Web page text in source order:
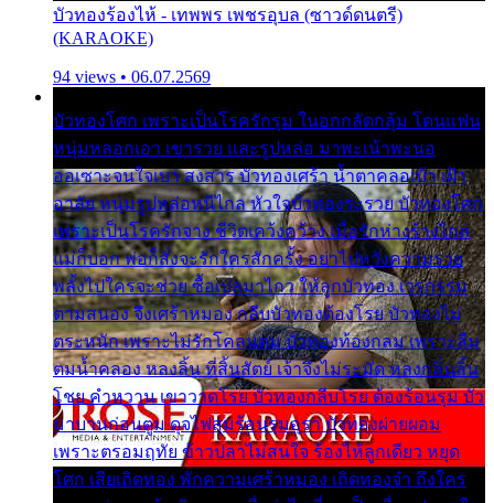
บัวทองร้องไห้ - เทพพร เพชรอุบล (ซาวด์ดนตรี)
(KARAOKE)
94 views • 06.07.2569
บัวทองโศก เพราะเป็นโรครักรุม ในอกกลัดกลุ้ม โดนแฟน
หนุ่มหลอกเอา เขารวย และรูปหล่อ มาพะเน้าพะนอ
ออเซาะจนใจเบา สงสาร บัวทองเศร้า น้ำตาคลอเบ้า เฝ้า
อาลัย หนุ่มรูปหล่อหนีไกล หัวใจบัวทองระรวย บัวทองโศก
เพราะเป็นโรครักจาง ชีวิตเคว้งคว้าง เมื่อรักห่างร้างไกล
แม่ก็บอก พ่อก็สั่งจะรักใครสักครั้ง อย่าไปหวังความรวย
พลั้งไปใครจะช่วย ซื้อเปลมาไกว ให้ลูกบัวทอง เวรกรรม
ตามสนอง จึงเศร้าหมอง กลีบบัวทองต้องโรย บัวทองไม่
ตระหนัก เพราะไม่รักโคลนตม บัวทองท้องกลม เพราะลืม
ตมน้ำคลอง หลงลิ้น ที่สิ้นสัตย์ เจ้าจึงไม่ระมัด หลงกลิ่นลิ้น
โชย คำหวาน เขาวาดโรย บัวทองกลีบโรย ต้องร้อนรุม บัว
มาบานก่อนตูม ดุจไฟสุมร้อนรุมอุรา บัวทองผ่ายผอม
เพราะตรอมฤทัย ข้าวปลาไม่สนใจ ร้องไห้ลูกเดียว หยุด
โศก เสียเถิดทอง พักความเศร้าหมอง เถิดทองจ๋า ถึงใคร